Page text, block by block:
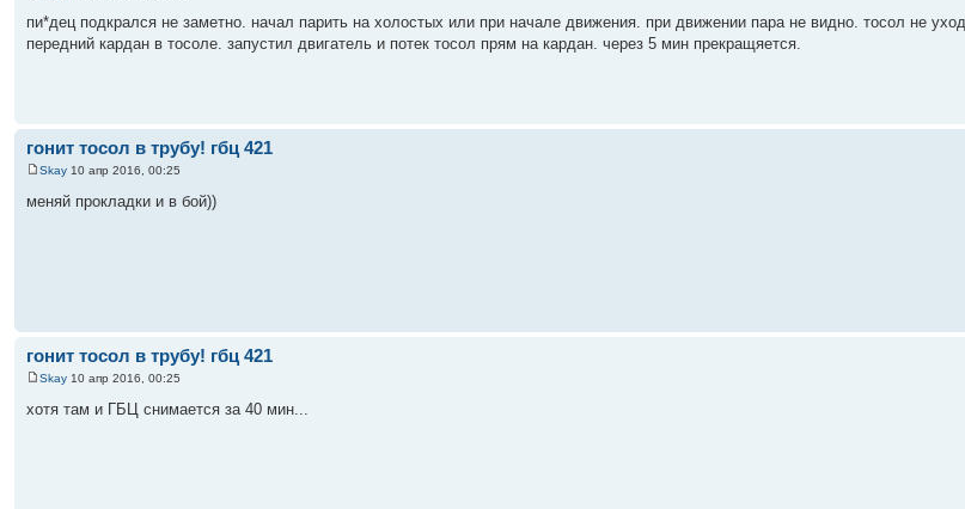
пи*дец подкрался не заметно. начал парить на холостых или при начале движения. при движении пара не видно. тосол не
передний кардан в тосоле. запустил двигатель и потек тосол прям на кардан. через 5 мин прекращяется.
гонит тосол в трубу! гбц 421
Skay 10 апр 2016, 00:25
меняй прокладки и в бой))
гонит тосол в трубу! гбц 421
Skay 10 апр 2016, 00:25
хотя там и ГБЦ снимается за 40 мин...